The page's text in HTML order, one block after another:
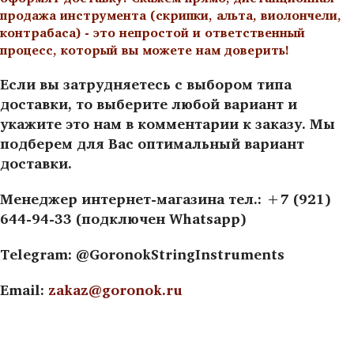
продажа инструмента (скрипки, альта, виолончели,
контрабаса) - это непростой и ответственный
процесс, который вы можете нам доверить!
Если вы затрудняетесь с выбором типа
доставки, то выберите любой вариант и
укажите это нам в комментарии к заказу. Мы
подберем для Вас оптимальный вариант
доставки.
Менеджер интернет-магазина тел.: +7 (921)
644-94-33 (подключен Whatsapp)
Telegram: @GoronokStringInstruments
Email: zakaz@goronok.ru